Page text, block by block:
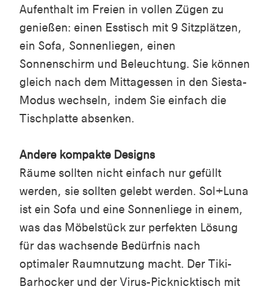
Aufenthalt im Freien in vollen Zügen zu
genießen: einen Esstisch mit 9 Sitzplätzen,
ein Sofa, Sonnenliegen, einen
Sonnenschirm und Beleuchtung. Sie können
gleich nach dem Mittagessen in den Siesta-
Modus wechseln, indem Sie einfach die
Tischplatte absenken.
Andere kompakte Designs
Räume sollten nicht einfach nur gefüllt
werden, sie sollten gelebt werden. Sol+Luna
ist ein Sofa und eine Sonnenliege in einem,
was das Möbelstück zur perfekten Lösung
für das wachsende Bedürfnis nach
optimaler Raumnutzung macht. Der Tiki-
Barhocker und der Virus-Picknicktisch mit